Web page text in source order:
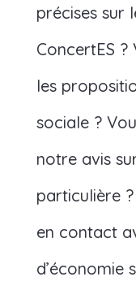
précises sur
ConcertES
les
sociale ?
notre avis
particulière
en contact
d’économie